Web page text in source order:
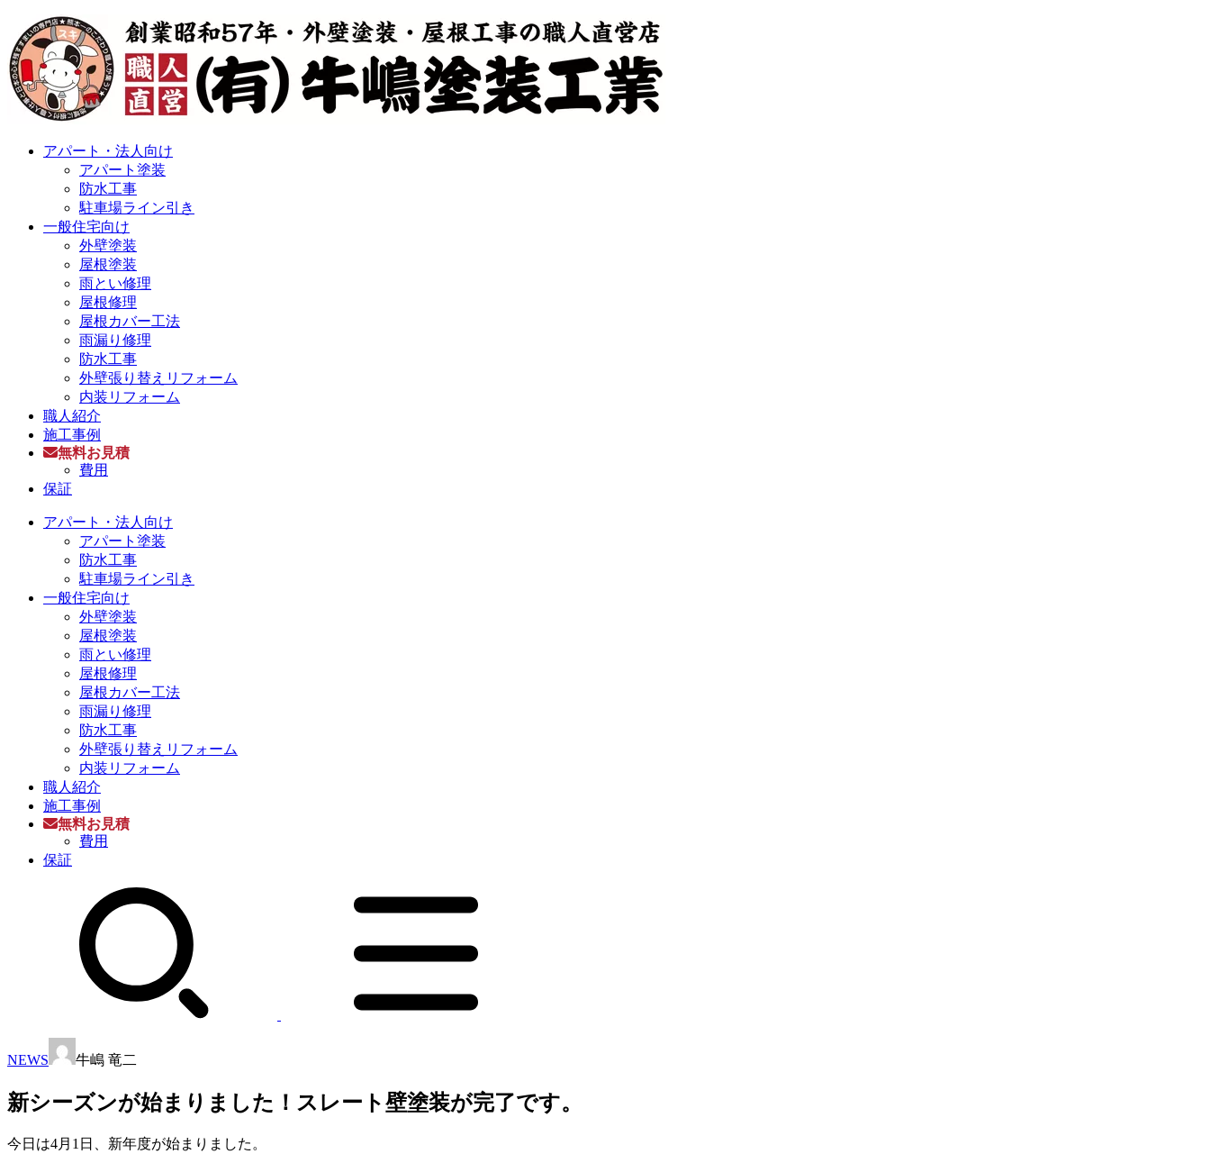
アパート・法人向け
アパート塗装
防水工事
駐車場ライン引き
一般住宅向け
外壁塗装
屋根塗装
雨とい修理
屋根修理
屋根カバー工法
雨漏り修理
防水工事
外壁張り替えリフォーム
内装リフォーム
職人紹介
施工事例
無料お見積
費用
保証
アパート・法人向け
アパート塗装
防水工事
駐車場ライン引き
一般住宅向け
外壁塗装
屋根塗装
雨とい修理
屋根修理
屋根カバー工法
雨漏り修理
防水工事
外壁張り替えリフォーム
内装リフォーム
職人紹介
施工事例
無料お見積
費用
保証
NEWS 牛嶋 竜二
新シーズンが始まりました！スレート壁塗装が完了です。
今日は4月1日、新年度が始まりました。